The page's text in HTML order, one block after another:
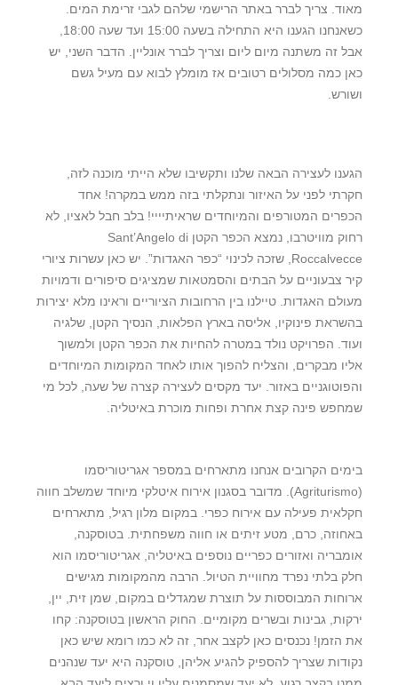
מאוד. צריך לברר באתר הרישמי שלהם לגבי זרימת המים.
אבל זה משתנה מיום ליום וצריך לברר אונליין. הדבר השני, יש
כאן כמה מסלולים רטובים אז מומלץ לבוא עם מעיל גשם
ושורש.
הגענו לעצירה הבאה שלנו ותקשיבו שלא הייתי מוכנה לזה,
חקרתי לפני על האיזור ונתקלתי בזה ממש במקרה! אחד
הכפרים המטורפים והמיוחדים שראיתיייי! בלב חבל לאציו, לא
רחוק מוויטרבו, נמצא הכפר הקטן Sant’Angelo di
Roccalvecce, שזכה לכינוי “כפר האגדות”. יש כאן עשרות ציורי
קיר צבעוניים על הבתים והסמטאות שמציגים סיפורים ודמויות
מעולם האגדות. טיילנו בין הרחובות הציוריים וראינו מלא יצירות
בהשראת פינוקיו, אליסה בארץ הפלאות, הנסיך הקטן, שלגיה
ועוד. הפרויקט נולד במטרה להחיות את הכפר הקטן ולמשוך
אליו מבקרים, והצליח להפוך אותו לאחד המקומות המיוחדים
והפוטוגניים באזור. יעד מקסים לעצירה קצרה של שעה, לכל מי
שמחפש פינה קצת אחרת ופחות מוכרת באיטליה.
בימים הקרובים אנחנו מתארחים במספר אגריטוריסמו
(Agriturismo). מדובר בסגנון אירוח איטלקי מיוחד שמשלב חווה
חקלאית פעילה עם אירוח כפרי. במקום מלון רגיל, מתארחים
באחוזה, כרם, מטע זיתים או חווה משפחתית. בטוסקנה,
אומבריה ואזורים כפריים נוספים באיטליה, אגריטוריסמו הוא
חלק בלתי נפרד מחוויית הטיול. הרבה מהמקומות מגישים
ארוחות המבוססות על תוצרת שמגדלים במקום, שמן זית, יין,
ירקות, גבינות ובשרים מקומיים. החוק הראשון בטוסקנה: קחו
את הזמן! נכנסים כאן לקצב אחר, זה לא כמו רומא שיש כאן
נקודות שצריך להספיק להגיע אליהן, טוסקנה היא יעד שנהנים